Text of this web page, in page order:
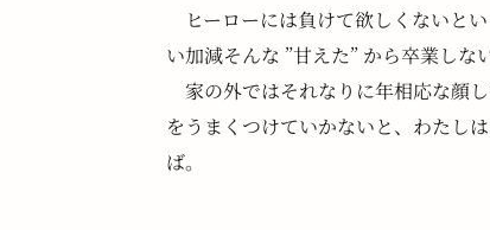
ヒーローには負けて欲しくないと
い加減そんな ”甘えた” から卒業しな
家の外ではそれなりに年相応な顔
をうまくつけていかないと、わたし
ば。